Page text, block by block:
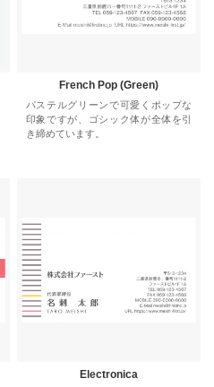
French Pop (Green)
パステルグリーンで可愛くポップな
印象ですが、ゴシック体が全体を引
き締めています。
Electronica